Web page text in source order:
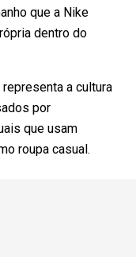
que a Nike
dentro do
a cultura
por
que usam
roupa casual.